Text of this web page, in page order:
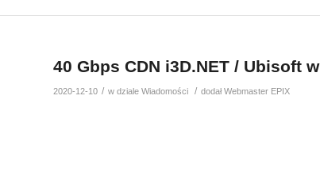
40 Gbps CDN i3D.NET / Ubisoft
2020-12-10 / w dziale Wiadomości / dodałWebmaster EPIX